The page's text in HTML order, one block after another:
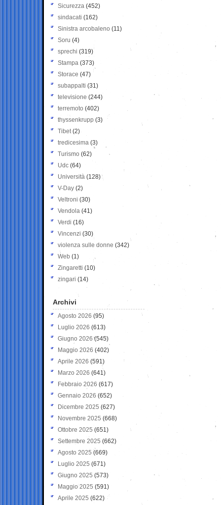
Sicurezza (452)
sindacati (162)
Sinistra arcobaleno (11)
Soru (4)
sprechi (319)
Stampa (373)
Storace (47)
subappalti (31)
televisione(244)
terremoto (402)
thyssenkrupp (3)
Tibet(2)
tredicesima (3)
Turismo (62)
Udc (64)
Università (128)
V-Day (2)
Veltroni (30)
Vendola (41)
Verdi (16)
Vincenzi (30)
violenza sulle donne (342)
Web (1)
Zingaretti (10)
zingari (14)
Archivi
Agosto 2026 (95)
Luglio 2026 (613)
Giugno 2026 (545)
Maggio 2026 (402)
Aprile 2026 (591)
Marzo 2026 (641)
Febbraio 2026 (617)
Gennaio 2026 (652)
Dicembre 2025 (627)
Novembre 2025 (668)
Ottobre 2025 (651)
Settembre 2025 (662)
Agosto 2025 (669)
Luglio 2025 (671)
Giugno 2025 (573)
Maggio 2025 (591)
Aprile 2025 (622)